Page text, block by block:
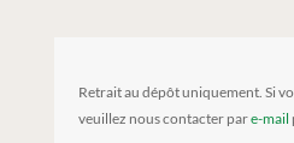
Retrait au dépôt uniquement. Si
veuillez nous contacter pare-mail